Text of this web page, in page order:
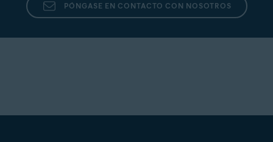
PÓNGASE EN CONTACTO CON NOSOTROS